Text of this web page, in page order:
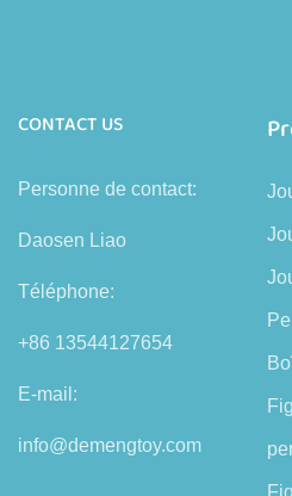
CONTACT US
Personne de contact:
Daosen Liao
Téléphone:
+86 13544127654
E-mail:
info@demengtoy.com